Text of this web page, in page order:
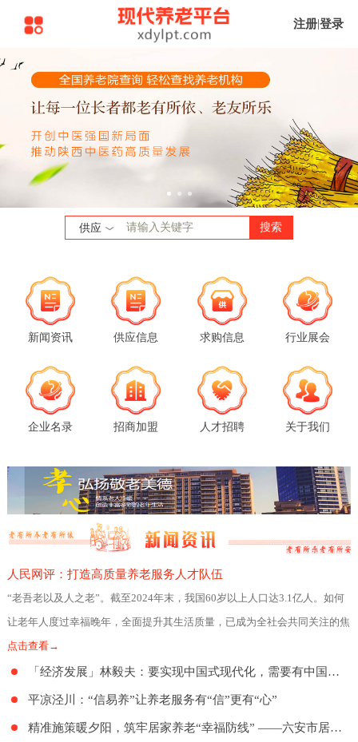
注册 |登录
供应 搜索
新闻资讯 供应信息 求购信息 行业展会
企业名录 招商加盟 人才招聘 关于我们
人民网评：打造高质量养老服务人才队伍
“老吾老以及人之老”。截至2024年末，我国60岁以上人口达3.1亿人。如何
让老年人度过幸福晚年，全面提升其生活质量，已成为全社会共同关注的焦
点。日前，民政部、人力资源社会
点击查看→
「经济发展」林毅夫：要实现中国式现代化，需要有中国特色的养老制度
平凉泾川：“信易养”让养老服务有“信”更有“心”
精准施策暖夕阳，筑牢居家养老“幸福防线” ——六安市居家和社区基本养老服务提升行动项目舒城地区的全面实施